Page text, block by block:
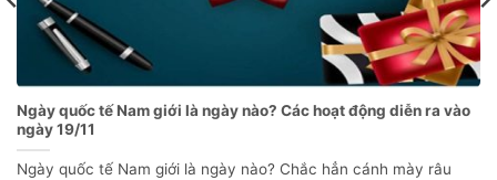
Ngày quốc tế Nam giới là ngày nào? Các hoạt động diễn ra vào
ngày 19/11
Ngày quốc tế Nam giới là ngày nào? Chắc hẳn cánh mày râu